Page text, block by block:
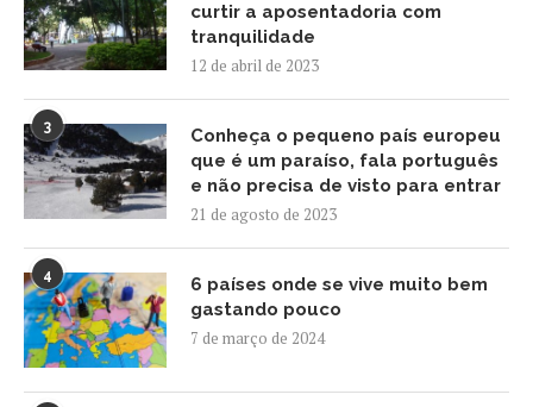
curtir a aposentadoria com
tranquilidade
12 de abril de 2023
3
Conheça o pequeno país europeu
que é um paraíso, fala português
e não precisa de visto para entrar
21 de agosto de 2023
4
6 países onde se vive muito bem
gastando pouco
7 de março de 2024